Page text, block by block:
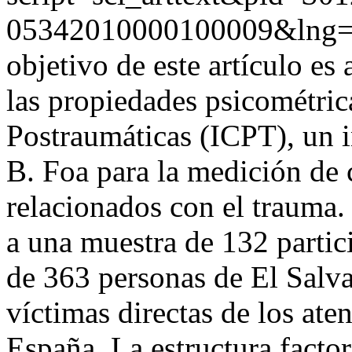
objetivo de este artículo es
las propiedades
Postraumáticas (ICPT), un
B. Foa para la medición de
relacionados con el
a una muestra de 132
de 363 personas de El
víctimas directas de los